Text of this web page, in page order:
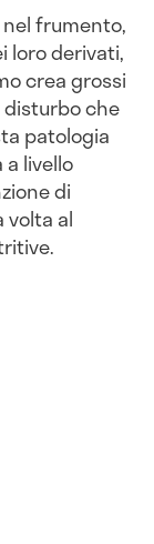
frumento,
loro derivati,
crea grossi
disturbo che
patologia
livello
di
volta al